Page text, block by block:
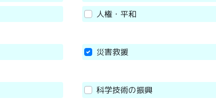
人権・平和
災害救援
科学技術の振興